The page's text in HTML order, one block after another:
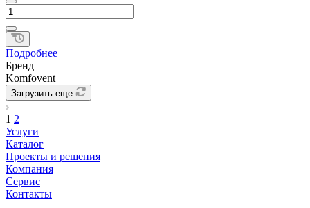
Подробнее
Бренд
Komfovent
Загрузить еще
1 2
Услуги
Каталог
Проекты и решения
Компания
Сервис
Контакты